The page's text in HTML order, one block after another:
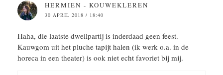
HERMIEN - KOUWEKLEREN
30 APRIL 2018 / 18:40
Haha, die laatste dweilpartij is inderdaad geen feest.
Kauwgom uit het pluche tapijt halen (ik werk o.a. in de
horeca in een theater) is ook niet echt favoriet bij mij.